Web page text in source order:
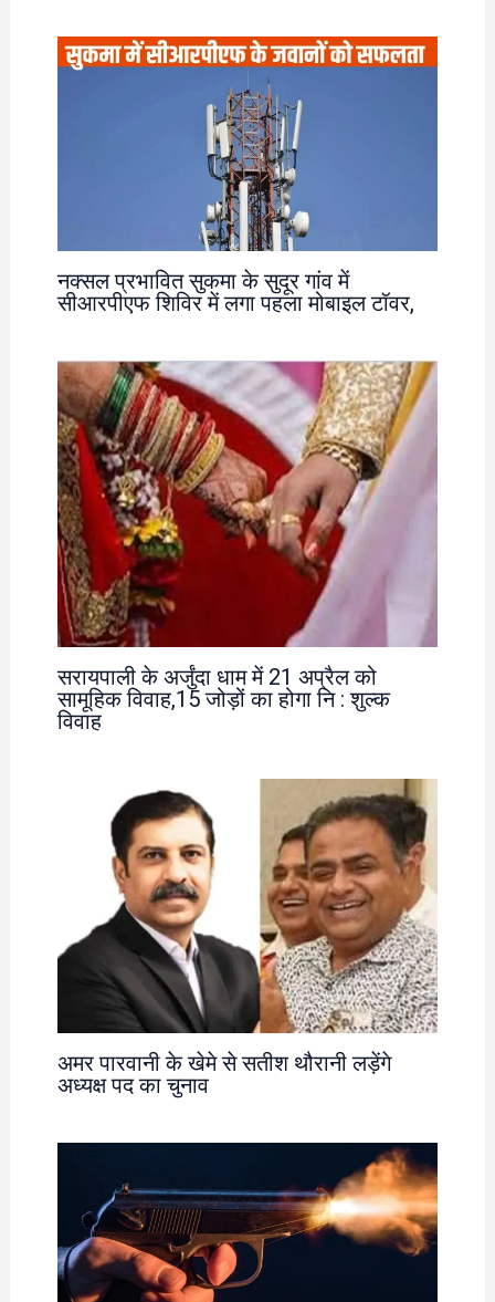
नक्सल प्रभावित सुकमा के सुदूर गांव में
सीआरपीएफ शिविर में लगा पहला मोबाइल टॉवर,
सरायपाली के अर्जुंदा धाम में 21 अप्रैल को
सामूहिक विवाह,15 जोड़ों का होगा नि : शुल्क
विवाह
अमर पारवानी के खेमे से सतीश थौरानी लड़ेंगे
अध्यक्ष पद का चुनाव